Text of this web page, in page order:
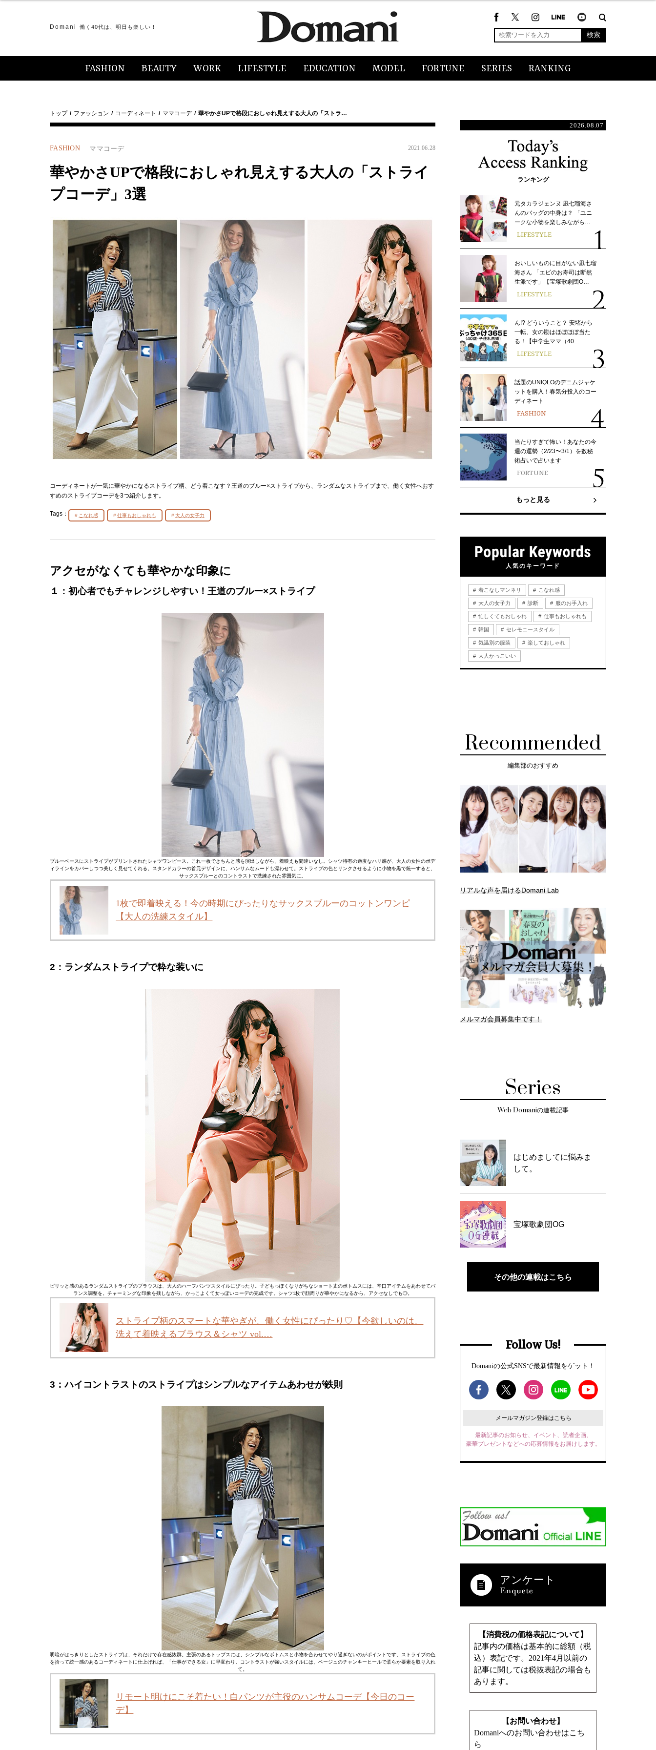
Domani 働く40代は、明日も楽しい！
検索
FASHION BEAUTY WORK LIFESTYLE EDUCATION MODEL FORTUNE SERIES RANKING
トップ ファッション コーディネート ママコーデ 華やかさUPで格段におしゃれ見えする大人の「ストラ…
FASHION ママコーデ 2021.06.28
華やかさUPで格段におしゃれ見えする大人の「ストライ
プコーデ」3選
コーディネートが一気に華やかになるストライプ柄、どう着こなす？王道のブルー×ストライプから、ランダムなストライプまで、働く女性へおす
すめのストライプコーデを3つ紹介します。
Tags： こなれ感 仕事もおしゃれも 大人の女子力
アクセがなくても華やかな印象に
１：初心者でもチャレンジしやすい！ 王道のブルー×ストライプ
ブルーベースにストライプがプリントされたシャツワンピース。これ一枚できちんと感を演出しながら、着映えも間違いなし。シャツ特有の適度なハリ感が、大人の女性のボデ
ィラインをカバーしつつ美しく見せてくれる。スタンドカラーの首元デザインに、ハンサムなムードも漂わせて。ストライプの色とリンクさせるように小物を黒で統一すると、
サックスブルーとのコントラストで洗練された雰囲気に。
1枚で即着映える！今の時期にぴったりなサックスブルーのコットンワンピ
【大人の洗練スタイル】
2： ランダムストライプで粋な装いに
ピリッと感のあるランダムストライプのブラウスは、大人のハーフパンツスタイルにぴったり。子どもっぽくなりがちなショート丈のボトムスには、辛口アイテムをあわせてバ
ランス調整を。チャーミングな印象を残しながら、かっこよくて女っぽいコーデの完成です。シャツ1枚で顔周りが華やかになるから、アクセなしでも◎。
ストライプ柄のスマートな華やぎが、働く女性にぴったり♡【今欲しいのは、
洗えて着映えるブラウス＆シャツ vol.…
3：ハイコントラストのストライプはシンプルなアイテムあわせが鉄則
明暗がはっきりとしたストライプは、それだけで存在感抜群。主張のあるトップスには、シンプルなボトムスと小物を合わせてやり過ぎないのがポイントです。ストライプの色
を拾って統一感のあるコーディネートに仕上げれば、「仕事ができる女」に早変わり。コントラストが強いスタイルには、ベージュのチャンキーヒールで柔らか要素を取り入れ
て。
リモート明けにこそ着たい！白パンツが主役のハンサムコーデ【今日のコー
デ】
2026.08.07
ランキング
元タカラジェンヌ 凪七瑠海さ
んのバッグの中身は？ 「ユニ
ークな小物を楽しみながら…
LIFESTYLE
おいしいものに目がない凪七瑠
海さん 「エビのお寿司は断然
生派です」【宝塚歌劇団O…
LIFESTYLE
ん!? どういうこと？ 安堵から
一転、女の勘はほぼほぼ当た
る！【中学生ママ（40…
LIFESTYLE
話題のUNIQLOのデニムジャケ
ットを購入！春気分投入のコー
ディネート
FASHION
当たりすぎて怖い！あなたの今
週の運勢（2/23〜3/1）を数秘
術占いで占います
FORTUNE
もっと見る
人気のキーワード
着こなしマンネリ こなれ感
大人の女子力 診断 服のお手入れ
忙しくてもおしゃれ 仕事もおしゃれも
韓国 セレモニースタイル
気温別の服装 楽しておしゃれ
大人かっこいい
Recommended
編集部のおすすめ
リアルな声を届けるDomani Lab
メルマガ会員募集中です！
Series
Web Domaniの連載記事
はじめましてに悩みま
して。
宝塚歌劇団OG
その他の連載はこちら
Follow Us!
Domaniの公式SNSで最新情報をゲット！
メールマガジン登録はこちら
最新記事のお知らせ、イベント、読者企画、
豪華プレゼントなどへの応募情報をお届けします。
アンケート
【消費税の価格表記について】
記事内の価格は基本的に総額（税
込）表記です。2021年4月以前の
記事に関しては税抜表記の場合も
あります。
【お問い合わせ】
Domaniへのお問い合わせはこち
ら